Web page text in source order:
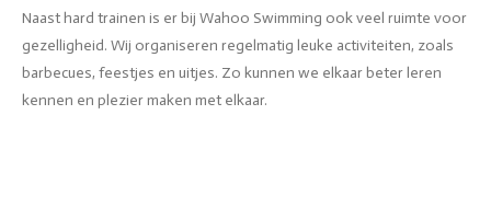
Naast hard trainen is er bij Wahoo Swimming ook veel ruimte voor
gezelligheid. Wij organiseren regelmatig leuke activiteiten, zoals
barbecues, feestjes en uitjes. Zo kunnen we elkaar beter leren
kennen en plezier maken met elkaar.